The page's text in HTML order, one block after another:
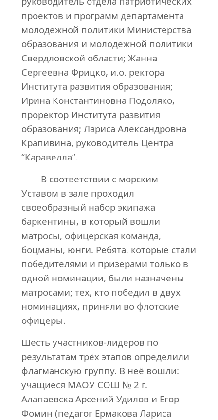
проектов и программ департамента
молодежной политики Министерства
образования и молодежной политики
Свердловской области; Жанна
Сергеевна Фрицко, и.о. ректора
Института развития образования;
Ирина Константиновна Подоляко,
проректор Института развития
образования; Лариса Александровна
Крапивина, руководитель Центра
“Каравелла”.
В соответствии с морским
Уставом в зале проходил
своеобразный набор экипажа
баркентины, в который вошли
матросы, офицерская команда,
боцманы, юнги. Ребята, которые стали
победителями и призерами только в
одной номинации, были назначены
матросами; тех, кто победил в двух
номинациях, приняли во флотские
офицеры.
Шесть участников-лидеров по
результатам трёх этапов определили
флагманскую группу. В неё вошли:
учащиеся МАОУ СОШ № 2 г.
Алапаевска Арсений Удилов и Егор
Фомин (педагог Ермакова Лариса